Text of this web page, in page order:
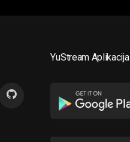
YuStream Aplikacija